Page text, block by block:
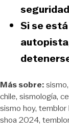
Si se
Más sobre:sismo
chile sismología
sismo hoy temblor
shoa 2024